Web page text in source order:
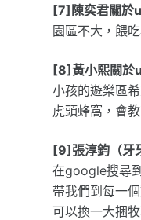
[7]陳奕君關於
園區不大，餵
[8]黃小熙關於
小孩的遊樂區
虎頭蜂窩，會
[9]張淳鈞（牙
在google搜尋
帶我們到每一
可以換一大捆